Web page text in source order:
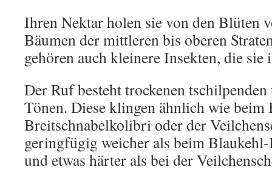
Ihren Nektar holen sie von den Blüten
Bäumen der mittleren bis oberen
gehören auch kleinere Insekten, die sie
Der Ruf besteht trockenen
Tönen. Diese klingen ähnlich wie beim
Breitschnabelkolibri oder der
geringfügig weicher als beim
und etwas härter als bei der